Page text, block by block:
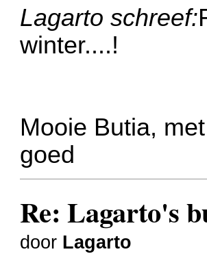
Lagarto schreef:
winter....!
Mooie Butia,
goed
Re: Lagarto's
door Lagarto